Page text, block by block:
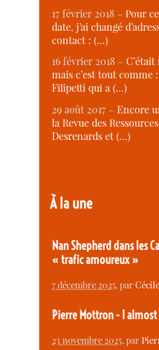
17 février 2018 –Pour
date, j’ai changé
contact : (…)
16 février 2018 –
mais c’est tout comme
Filipetti qui a (…)
29 août 2017 –Encore
la Revue des
Desrenards et (…)
À la une
Nan Shepherd dans les
« trafic amoureux »
7 décembre 2025, par
Pierre Mottron - I
23 novembre 2025, par